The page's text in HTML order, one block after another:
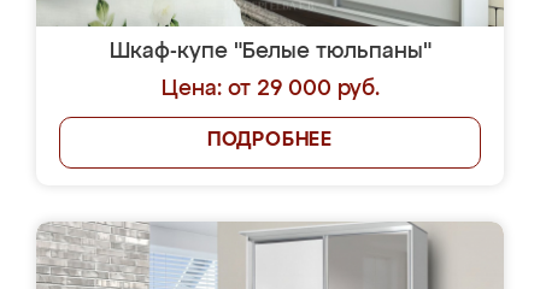
Шкаф-купе "Белые тюльпаны"
Цена: от 29 000 руб.
ПОДРОБНЕЕ